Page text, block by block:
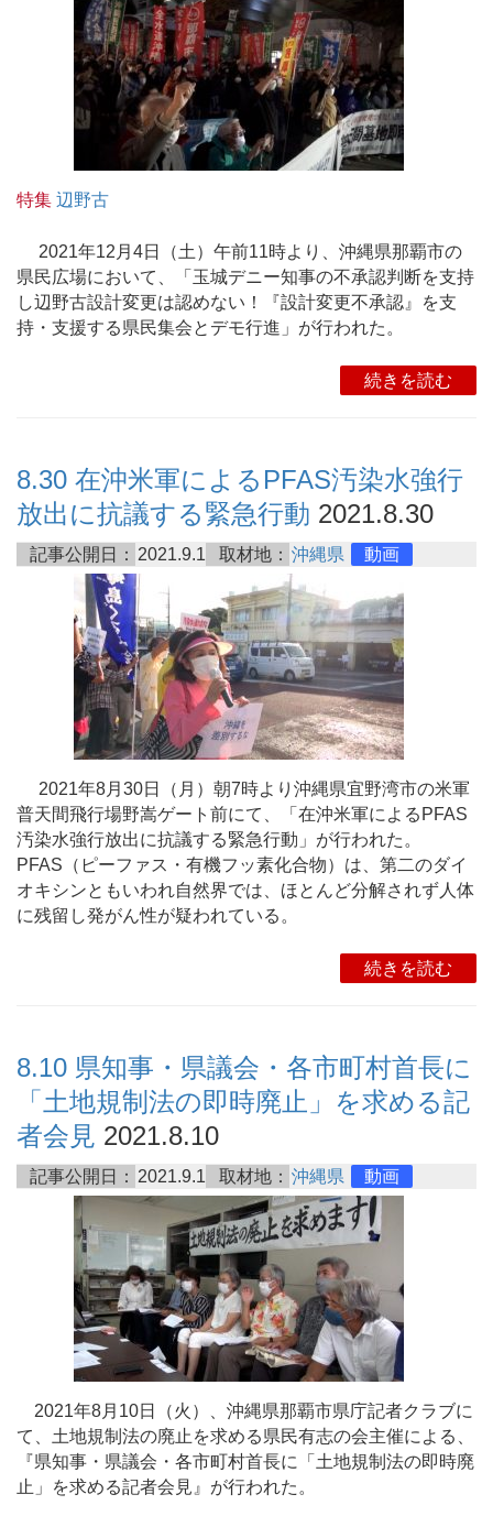
特集 辺野古
2021年12月4日（土）午前11時より、沖縄県那覇市の
県民広場において、「玉城デニー知事の不承認判断を支持
し辺野古設計変更は認めない！『設計変更不承認』を支
持・支援する県民集会とデモ行進」が行われた。
続きを読む
8.30 在沖米軍によるPFAS汚染水強行
放出に抗議する緊急行動 2021.8.30
記事公開日： 2021.9.1 取材地： 沖縄県 動画
2021年8月30日（月）朝7時より沖縄県宜野湾市の米軍
普天間飛行場野嵩ゲート前にて、「在沖米軍によるPFAS
汚染水強行放出に抗議する緊急行動」が行われた。
PFAS（ピーファス・有機フッ素化合物）は、第二のダイ
オキシンともいわれ自然界では、ほとんど分解されず人体
に残留し発がん性が疑われている。
続きを読む
8.10 県知事・県議会・各市町村首長に
「土地規制法の即時廃止」を求める記
者会見 2021.8.10
記事公開日： 2021.9.1 取材地： 沖縄県 動画
2021年8月10日（火）、沖縄県那覇市県庁記者クラブに
て、土地規制法の廃止を求める県民有志の会主催による、
『県知事・県議会・各市町村首長に「土地規制法の即時廃
止」を求める記者会見』が行われた。